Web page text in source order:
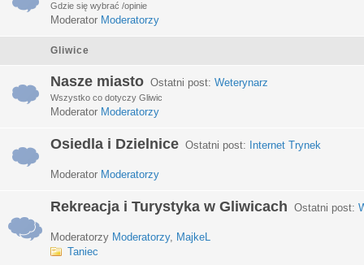
Gdzie się wybrać /opinie
Moderator Moderatorzy
Gliwice
Nasze miasto Ostatni post: Weterynarz
Wszystko co dotyczy Gliwic
Moderator Moderatorzy
Osiedla i Dzielnice Ostatni post: Internet Trynek
Moderator Moderatorzy
Rekreacja i Turystyka w Gliwicach Ostatni post:
Moderatorzy Moderatorzy, MajkeL
Taniec